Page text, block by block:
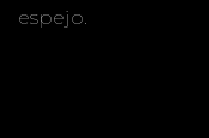
espejo.